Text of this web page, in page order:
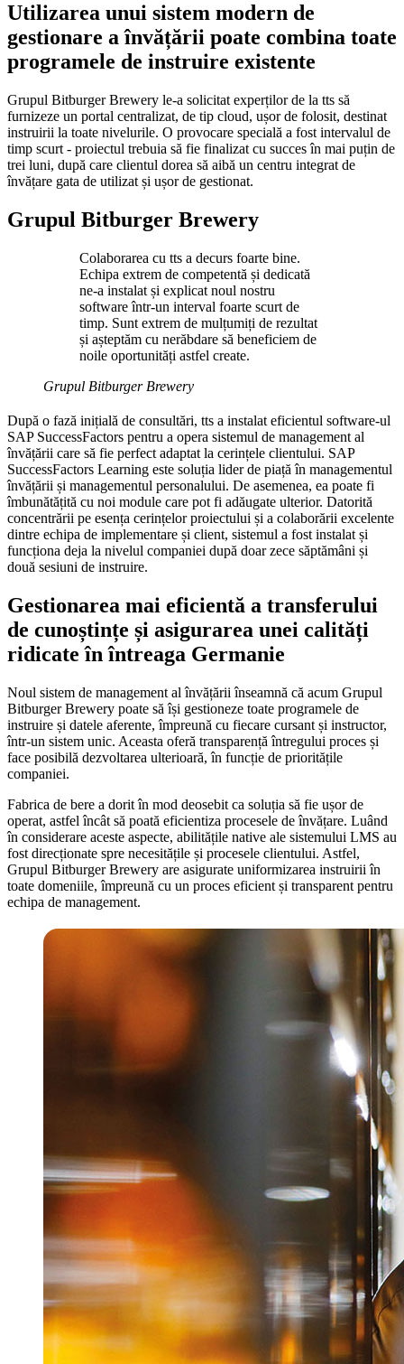
Utilizarea unui sistem modern de
gestionare a învățării poate combina toate
programele de instruire existente
Grupul Bitburger Brewery le-a solicitat experților de la tts să
furnizeze un portal centralizat, de tip cloud, ușor de folosit, destinat
instruirii la toate nivelurile. O provocare specială a fost intervalul de
timp scurt - proiectul trebuia să fie finalizat cu succes în mai puțin de
trei luni, după care clientul dorea să aibă un centru integrat de
învățare gata de utilizat și ușor de gestionat.
Grupul Bitburger Brewery
Colaborarea cu tts a decurs foarte bine.
Echipa extrem de competentă și dedicată
ne-a instalat și explicat noul nostru
software într-un interval foarte scurt de
timp. Sunt extrem de mulțumiți de rezultat
și așteptăm cu nerăbdare să beneficiem de
noile oportunități astfel create.
Grupul Bitburger Brewery
După o fază inițială de consultări, tts a instalat eficientul software-ul
SAP SuccessFactors pentru a opera sistemul de management al
învățării care să fie perfect adaptat la cerințele clientului. SAP
SuccessFactors Learning este soluția lider de piață în managementul
învățării și managementul personalului. De asemenea, ea poate fi
îmbunătățită cu noi module care pot fi adăugate ulterior. Datorită
concentrării pe esența cerințelor proiectului și a colaborării excelente
dintre echipa de implementare și client, sistemul a fost instalat și
funcționa deja la nivelul companiei după doar zece săptămâni și
două sesiuni de instruire.
Gestionarea mai eficientă a transferului
de cunoștințe și asigurarea unei calități
ridicate în întreaga Germanie
Noul sistem de management al învățării înseamnă că acum Grupul
Bitburger Brewery poate să își gestioneze toate programele de
instruire și datele aferente, împreună cu fiecare cursant și instructor,
într-un sistem unic. Aceasta oferă transparență întregului proces și
face posibilă dezvoltarea ulterioară, în funcție de prioritățile
companiei.
Fabrica de bere a dorit în mod deosebit ca soluția să fie ușor de
operat, astfel încât să poată eficientiza procesele de învățare. Luând
în considerare aceste aspecte, abilitățile native ale sistemului LMS au
fost direcționate spre necesitățile și procesele clientului. Astfel,
Grupul Bitburger Brewery are asigurate uniformizarea instruirii în
toate domeniile, împreună cu un proces eficient și transparent pentru
echipa de management.